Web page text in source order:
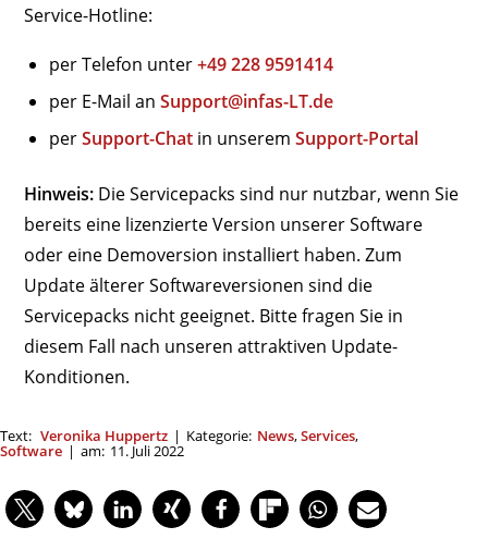
Service-Hotline:
per Telefon unter+49 228 9591414
per E-Mail anSupport@infas-LT.de
perSupport-Chat in unseremSupport-Portal
Hinweis: Die Servicepacks sind nur nutzbar, wenn Sie
bereits eine lizenzierte Version unserer Software
oder eine Demoversion installiert haben. Zum
Update älterer Softwareversionen sind die
Servicepacks nicht geeignet. Bitte fragen Sie in
diesem Fall nach unseren attraktiven Update-
Konditionen.
Text: Veronika Huppertz | Kategorie: News,Services,
Software | am: 11. Juli 2022